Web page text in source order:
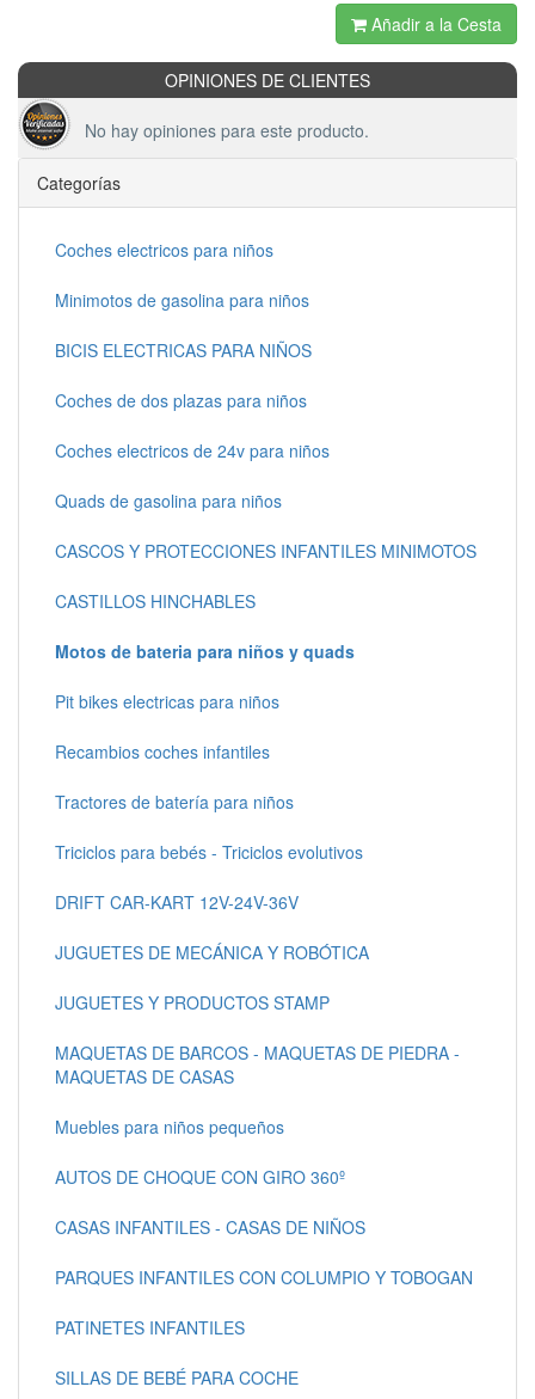
Añadir a la Cesta
OPINIONES DE CLIENTES
No hay opiniones para este producto.
Categorías
Coches electricos para niños
Minimotos de gasolina para niños
BICIS ELECTRICAS PARA NIÑOS
Coches de dos plazas para niños
Coches electricos de 24v para niños
Quads de gasolina para niños
CASCOS Y PROTECCIONES INFANTILES MINIMOTOS
CASTILLOS HINCHABLES
Motos de bateria para niños y quads
Pit bikes electricas para niños
Recambios coches infantiles
Tractores de batería para niños
Triciclos para bebés - Triciclos evolutivos
DRIFT CAR-KART 12V-24V-36V
JUGUETES DE MECÁNICA Y ROBÓTICA
JUGUETES Y PRODUCTOS STAMP
MAQUETAS DE BARCOS - MAQUETAS DE PIEDRA -
MAQUETAS DE CASAS
Muebles para niños pequeños
AUTOS DE CHOQUE CON GIRO 360º
CASAS INFANTILES - CASAS DE NIÑOS
PARQUES INFANTILES CON COLUMPIO Y TOBOGAN
PATINETES INFANTILES
SILLAS DE BEBÉ PARA COCHE